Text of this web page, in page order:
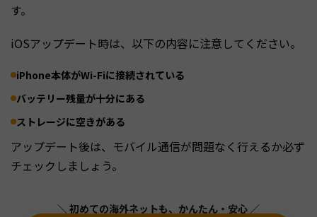
す。
iOSアップデート時は、以下の内容に注意してください。
iPhone本体がWi-Fiに接続されている
バッテリー残量が十分にある
ストレージに空きがある
アップデート後は、モバイル通信が問題なく行えるか必ず
チェックしましょう。
＼ 初めての海外ネットも、かんたん・安心 ／